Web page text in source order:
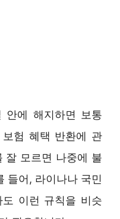
안에 해지하면 보통
보험 혜택 반환에 관
잘 모르면 나중에 불
들어, 라이나나 국민
이런 규칙을 비슷